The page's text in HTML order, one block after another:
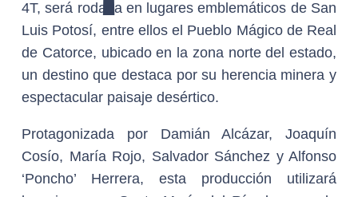
4T, será rodada en lugares emblemáticos de San
Luis Potosí, entre ellos el Pueblo Mágico de Real
de Catorce, ubicado en la zona norte del estado,
un destino que destaca por su herencia minera y
espectacular paisaje desértico.
Protagonizada por Damián Alcázar, Joaquín
Cosío, María Rojo, Salvador Sánchez y Alfonso
‘Poncho’ Herrera, esta producción utilizará